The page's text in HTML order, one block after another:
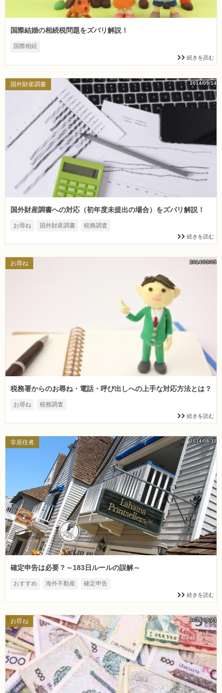
国際結婚の相続税問題をズバリ解説！
国際相続
続きを読む
国外財産調書 2014/09/14
国外財産調書への対応（初年度未提出の場合）をズバリ解説！
お尋ね 国外財産調書 税務調査
続きを読む
お尋ね 2014/09/05
税務署からのお尋ね・電話・呼び出しへの上手な対応方法とは？
お尋ね 税務調査
続きを読む
非居住者 2014/08/31
確定申告は必要？～183日ルールの誤解～
おすすめ 海外不動産 確定申告
続きを読む
お尋ね 2014/08/23